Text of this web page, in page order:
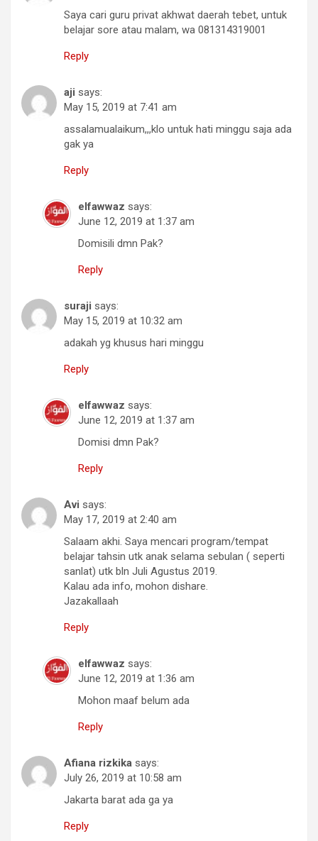
Saya cari guru privat akhwat daerah tebet, untuk
belajar sore atau malam, wa 081314319001
Reply
aji says:
May 15, 2019 at 7:41 am
assalamualaikum,,,klo untuk hati minggu saja ada
gak ya
Reply
elfawwaz says:
June 12, 2019 at 1:37 am
Domisili dmn Pak?
Reply
suraji says:
May 15, 2019 at 10:32 am
adakah yg khusus hari minggu
Reply
elfawwaz says:
June 12, 2019 at 1:37 am
Domisi dmn Pak?
Reply
Avi says:
May 17, 2019 at 2:40 am
Salaam akhi. Saya mencari program/tempat
belajar tahsin utk anak selama sebulan ( seperti
sanlat) utk bln Juli Agustus 2019.
Kalau ada info, mohon dishare.
Jazakallaah
Reply
elfawwaz says:
June 12, 2019 at 1:36 am
Mohon maaf belum ada
Reply
Afiana rizkika says:
July 26, 2019 at 10:58 am
Jakarta barat ada ga ya
Reply